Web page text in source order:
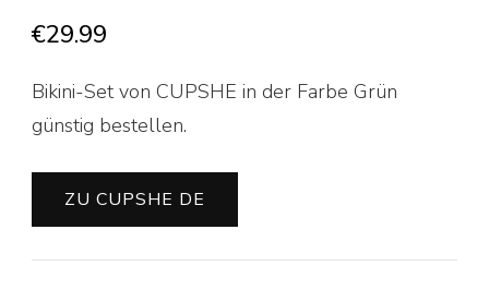
€29.99
Bikini-Set von CUPSHE in der Farbe Grün
günstig bestellen.
ZU CUPSHE DE